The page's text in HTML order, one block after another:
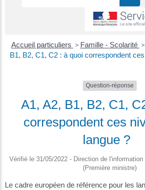
Accueil particuliers > Famille - Scolarité >
B1, B2, C1, C2 : à quoi correspondent
Question-réponse
A1, A2, B1, B2, C1,
correspondent ces
langue ?
Vérifié le 31/05/2022 - Direction de
(Première ministre)
Le cadre européen de référence pour les